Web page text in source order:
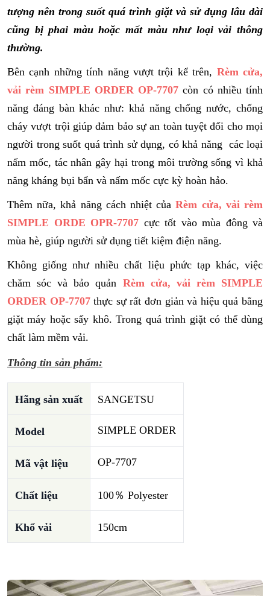
tượng nên trong suốt quá trình giặt và sử dụng lâu dài
cũng bị phai màu hoặc mất màu như loại vải thông
thường.
Bên cạnh những tính năng vượt trội kể trên, Rèm cửa,
vải rèm SIMPLE ORDER OP-7707 còn có nhiều tính
năng đáng bàn khác như: khả năng chống nước, chống
cháy vượt trội giúp đảm bảo sự an toàn tuyệt đối cho mọi
người trong suốt quá trình sử dụng, có khả năng các loại
nấm mốc, tác nhân gây hại trong môi trường sống vì khả
năng kháng bụi bẩn và nấm mốc cực kỳ hoàn hảo.
Thêm nữa, khả năng cách nhiệt củaRèm cửa, vải rèm
SIMPLE ORDE OPR-7707 cực tốt vào mùa đông và
mùa hè, giúp người sử dụng tiết kiệm điện năng.
Không giống như nhiều chất liệu phức tạp khác, việc
chăm sóc và bảo quản Rèm cửa, vải rèm SIMPLE
ORDER OP-7707thực sự rất đơn giản và hiệu quả bằng
giặt máy hoặc sấy khô. Trong quá trình giặt có thể dùng
chất làm mềm vải.
Thông tin sản phẩm:
Hãng sản xuất SANGETSU
Model SIMPLE ORDER
Mã vật liệu OP-7707
Chất liệu 100％ Polyester
Khổ vải 150cm